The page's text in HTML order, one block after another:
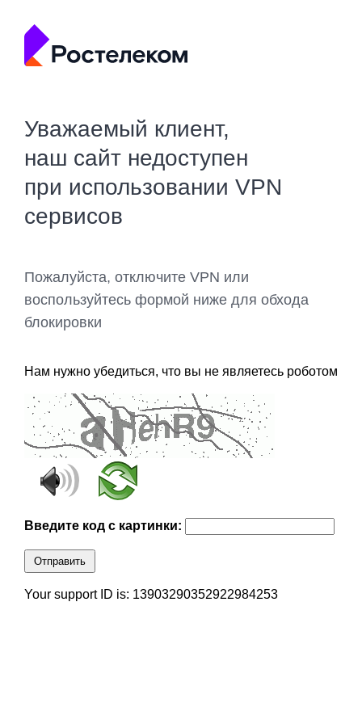
Уважаемый клиент,
наш сайт недоступен
при использовании VPN
сервисов
Пожалуйста, отключите VPN или
воспользуйтесь формой ниже для обхода
блокировки
Нам нужно убедиться, что вы не являетесь роботом
Введите код с картинки:
Отправить
Your support ID is: 13903290352922984253